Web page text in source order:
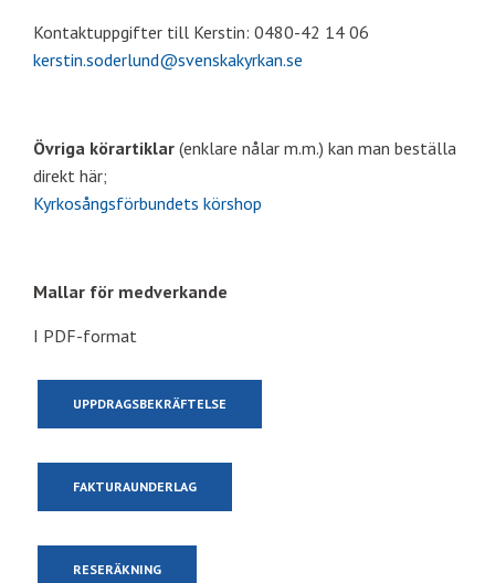
Kontaktuppgifter till Kerstin: 0480-42 14 06
kerstin.soderlund@svenskakyrkan.se
Övriga körartiklar (enklare nålar m.m.) kan man beställa
direkt här;
Kyrkosångsförbundets körshop
Mallar för medverkande
I PDF-format
UPPDRAGSBEKRÄFTELSE
FAKTURAUNDERLAG
RESERÄKNING